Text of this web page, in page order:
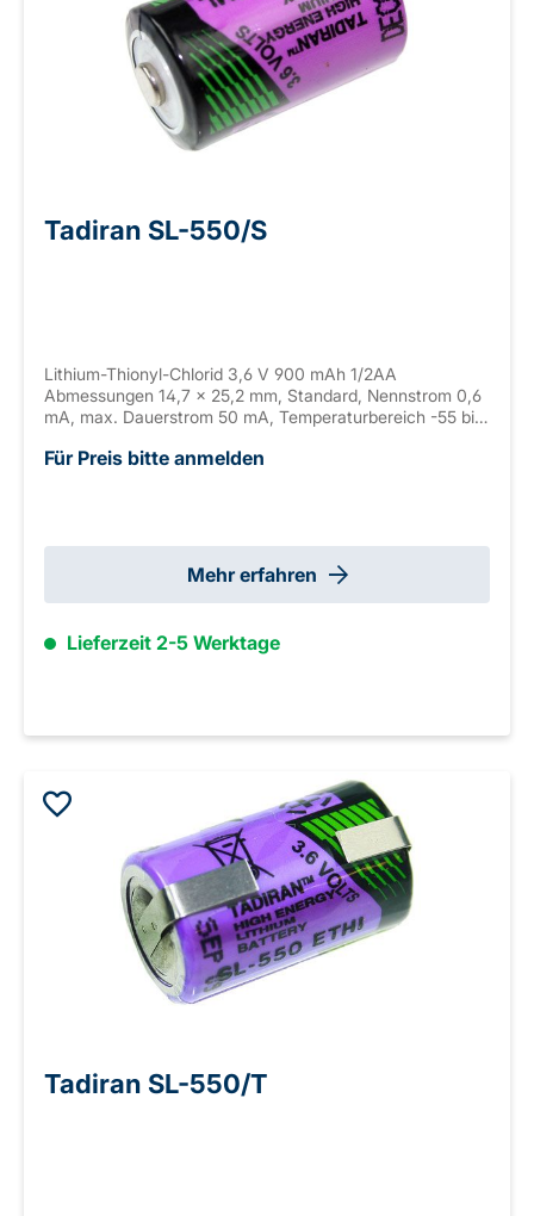
Tadiran SL-550/S
Lithium-Thionyl-Chlorid 3,6 V 900 mAh 1/2AA
Abmessungen 14,7 x 25,2 mm, Standard, Nennstrom 0,6
mA, max. Dauerstrom 50 mA, Temperaturbereich -55 bis
Für Preis bitte anmelden
Mehr erfahren
Lieferzeit 2-5 Werktage
Tadiran SL-550/T